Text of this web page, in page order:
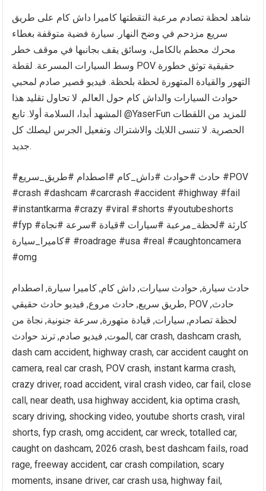
شاهد لحظة تصادم مرعبة التقطتها كاميرا داش كام على طريق
سريع مزدحم في وضح النهار. سيارة فضية متوقفة بغطاء
محرك محطم بالكامل، وسائق يقف بجانبها في موقف خطر
وسط السيارات المسرعة. لقطة POV حقيقية توثق خطورة
التهور والقيادة المتهورة لحظة بلحظة. فيديو قصير صادم لمحبي
حوادث السيارات والداش كام حول العالم. لا تحاول تقليد هذا
المشهد أبدا، السلامة أولا. تابع @YaserFun للمزيد من اللقطات
الحصرية. لا تنسى اللايك والاشتراك وتفعيل الجرس ليصلك كل
جديد.
#حادث #حوادث #داش_كام #اصطدام #طريق_سريع #POV
#crash #dashcam #carcrash #accident #highway #fail
#instantkarma #crazy #viral #shorts #youtubeshorts
#fyp #كارثة #لحظة_مرعبة #سيارات #قيادة #سرعة #نجاة
#كاميرا_سيارة #roadrage #usa #real #caughtoncamera
#omg
حادث سيارة, حوادث سيارات, داش كام, كاميرا سيارة, اصطدام
طريق سريع, حادث مروع, فيديو حادث حقيقي, POV حادث,
لحظة تصادم, سيارات, قيادة متهورة, سرعة جنونية, نجاة من
الموت, فيديو صادم, ترند حوادث, car crash, dashcam crash,
dash cam accident, highway crash, car accident caught on
camera, real car crash, POV crash, instant karma crash,
crazy driver, road accident, viral crash video, car fail, close
call, near death, usa highway accident, kia optima crash,
scary driving, shocking video, youtube shorts crash, viral
shorts, fyp crash, omg accident, car wreck, totalled car,
caught on dashcam, 2026 crash, best dashcam fails, road
rage, freeway accident, car crash compilation, scary
moments, insane driver, car crash usa, highway fail,